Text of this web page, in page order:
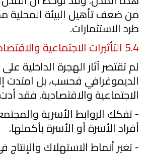
من ضعف تأهيل البيئة المحلية
طرد الاستثمارات.
5.4 التأثيرات الاجتماعية
لم تقتصر آثار الهجرة الداخلية
الديموغرافي فحسب، بل امتدت
الاجتماعية والاقتصادية. فقد
- تفكك الروابط الأسرية
أفراد الأسرة أو الأسرة بأكملها.
- تغير أنماط الاستهلاك